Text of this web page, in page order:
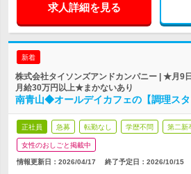
求人詳細を見る
新着
株式会社タイソンズアンドカンパニー | ★月
月給30万円以上★まかないあり
南青山◆オールデイカフェの【調理ス
正社員 急募 転勤なし 学歴不問 第二新
女性のおしごと掲載中
情報更新日：2026/04/17 終了予定日： 2026/10/15